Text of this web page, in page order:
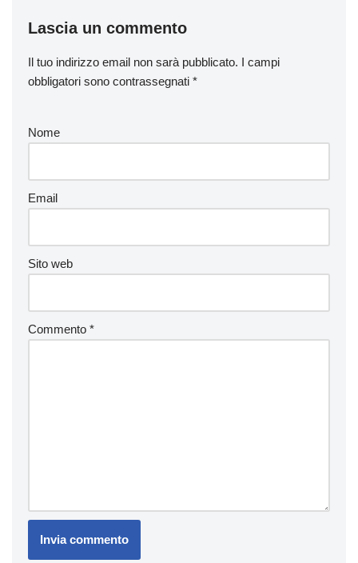
Lascia un commento
Il tuo indirizzo email non sarà pubblicato. I campi
obbligatori sono contrassegnati *
Nome
Email
Sito web
Commento *